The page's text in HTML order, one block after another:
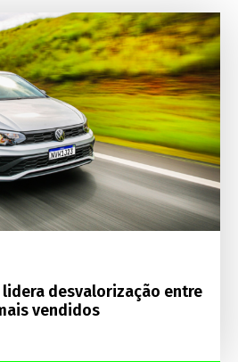
desvalorização entre
vendidos